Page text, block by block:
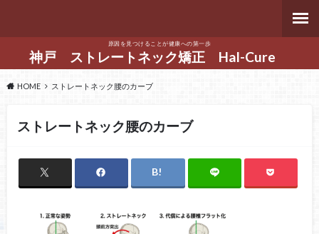
原因を見つけることが健康への第一歩
神戸 ストレートネック矯正 Hal-Cure
HOME ストレートネック腰のカーブ
ストレートネック腰のカーブ